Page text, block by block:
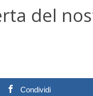
del
Condividi